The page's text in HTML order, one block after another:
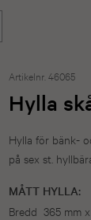
Artikelnr. 46065
Hylla
Hylla för bänk-
på sex st.
MÅTT HYLLA:
Bredd 365 mm